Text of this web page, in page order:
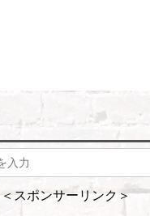
＜スポンサーリンク＞